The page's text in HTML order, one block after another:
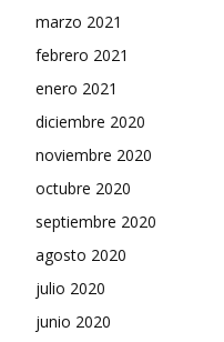
marzo 2021
febrero 2021
enero 2021
diciembre 2020
noviembre 2020
octubre 2020
septiembre 2020
agosto 2020
julio 2020
junio 2020